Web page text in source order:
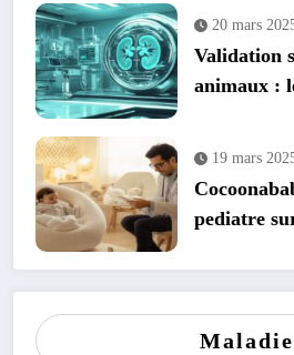
20 mars
Validation
animaux :
19 mars
pediatre
Maladie